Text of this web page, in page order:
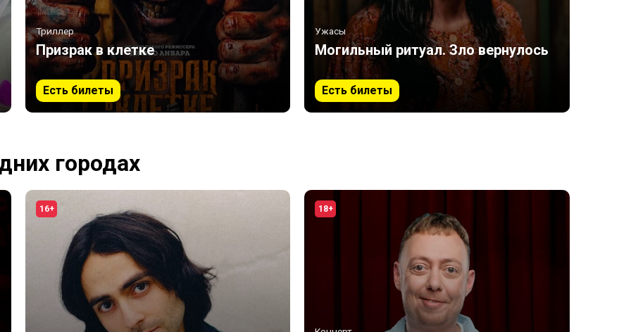
Триллер
Призрак в клетке
Есть билеты
Ужасы
Могильный ритуал. Зло вернулось
Есть билеты
городах
16+ 18+